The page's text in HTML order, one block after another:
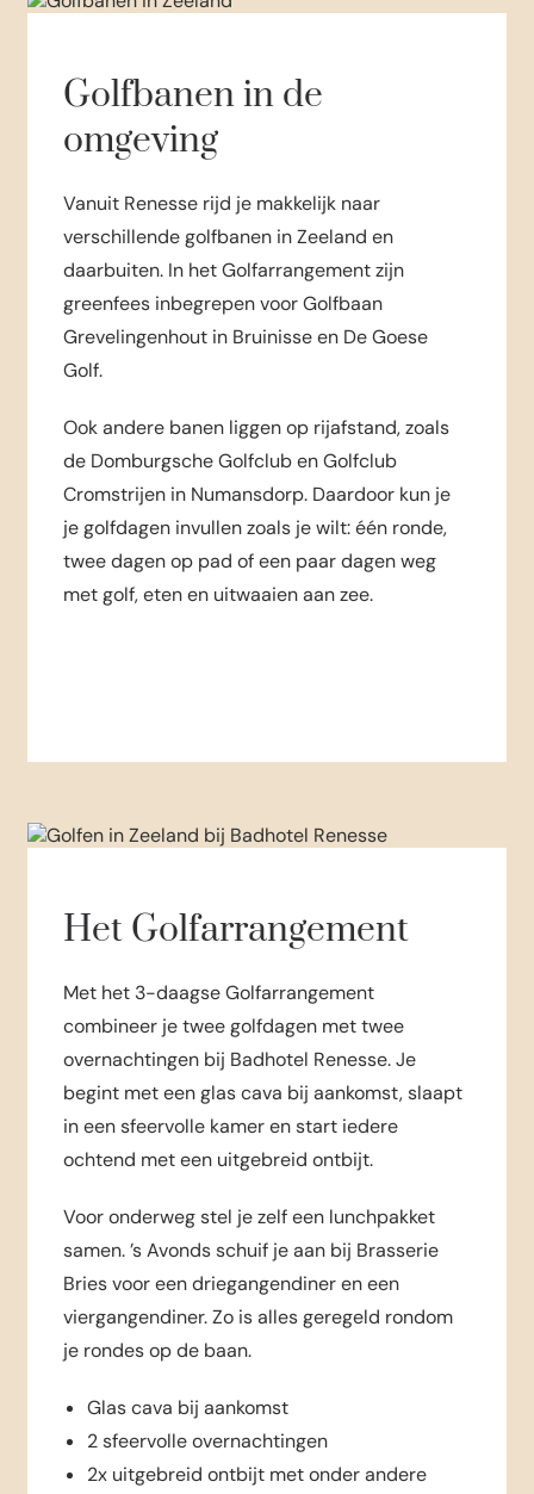
Golfbanen in de
omgeving
Vanuit Renesse rijd je makkelijk naar
verschillende golfbanen in Zeeland en
daarbuiten. In het Golfarrangement zijn
greenfees inbegrepen voor Golfbaan
Grevelingenhout in Bruinisse en De Goese
Golf.
Ook andere banen liggen op rijafstand, zoals
de Domburgsche Golfclub en Golfclub
Cromstrijen in Numansdorp. Daardoor kun je
je golfdagen invullen zoals je wilt: één ronde,
twee dagen op pad of een paar dagen weg
met golf, eten en uitwaaien aan zee.
Het Golfarrangement
Met het 3-daagse Golfarrangement
combineer je twee golfdagen met twee
overnachtingen bij Badhotel Renesse. Je
begint met een glas cava bij aankomst, slaapt
in een sfeervolle kamer en start iedere
ochtend met een uitgebreid ontbijt.
Voor onderweg stel je zelf een lunchpakket
samen. ’s Avonds schuif je aan bij Brasserie
Bries voor een driegangendiner en een
viergangendiner. Zo is alles geregeld rondom
je rondes op de baan.
Glas cava bij aankomst
2 sfeervolle overnachtingen
2x uitgebreid ontbijt met onder andere